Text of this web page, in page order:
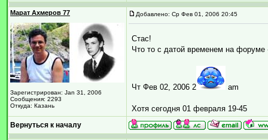
Марат Ахмеров 77
Зарегистрирован: Jan 31, 2006
Сообщения: 2293
Откуда: Казань
Добавлено: Ср Фев 01, 2006 20:45
Стас!
Что то с датой временем на форуме
Чт Фев 02, 2006 2 am
Хотя сегодня 01 февраля 19-45
Вернуться к началу